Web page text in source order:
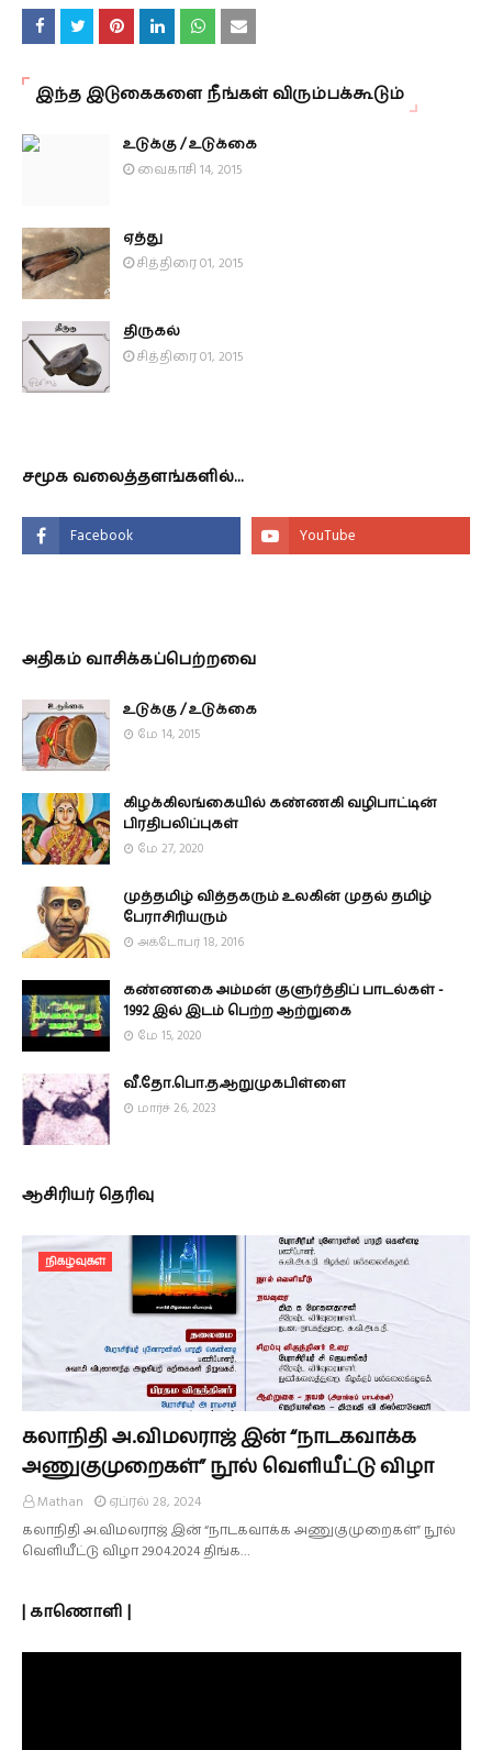
இந்த இடுகைகளை நீங்கள் விரும்பக்கூடும்
உடுக்கு / உடுக்கை
வைகாசி 14, 2015
ஏத்து
சித்திரை 01, 2015
திருகல்
சித்திரை 01, 2015
சமூக வலைத்தளங்களில்...
அதிகம் வாசிக்கப்பெற்றவை
உடுக்கு / உடுக்கை
மே 14, 2015
கிழக்கிலங்கையில் கண்ணகி வழிபாட்டின்
பிரதிபலிப்புகள்
மே 27, 2020
முத்தமிழ் வித்தகரும் உலகின் முதல் தமிழ்
பேராசிரியரும்
அக்டோபர் 18, 2016
கண்ணகை அம்மன் குளுர்த்திப் பாடல்கள் -
1992 இல் இடம் பெற்ற ஆற்றுகை
மே 15, 2020
வீ.தோ.பொ.த.ஆறுமுகபிள்ளை
மார்ச் 26, 2023
ஆசிரியர் தெரிவு
நிகழ்வுகள்
கலாநிதி அ.விமலராஜ் இன் “நாடகவாக்க
அணுகுமுறைகள்” நூல் வெளியீட்டு விழா
Mathan
ஏப்ரல் 28, 2024
கலாநிதி அ.விமலராஜ் இன் “நாடகவாக்க அணுகுமுறைகள்” நூல்
வெளியீட்டு விழா 29.04.2024 திங்க…
| காணொளி |